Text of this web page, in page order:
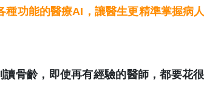
功能的醫療AI，讓醫生更精準掌握病
骨齡，即使再有經驗的醫師，都要花